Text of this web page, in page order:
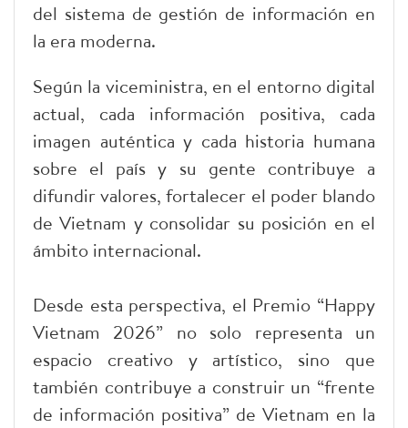
del sistema de gestión de información en
la era moderna.
Según la viceministra, en el entorno digital
actual, cada información positiva, cada
imagen auténtica y cada historia humana
sobre el país y su gente contribuye a
difundir valores, fortalecer el poder blando
de Vietnam y consolidar su posición en el
ámbito internacional.
Desde esta perspectiva, el Premio “Happy
Vietnam 2026” no solo representa un
espacio creativo y artístico, sino que
también contribuye a construir un “frente
de información positiva” de Vietnam en la